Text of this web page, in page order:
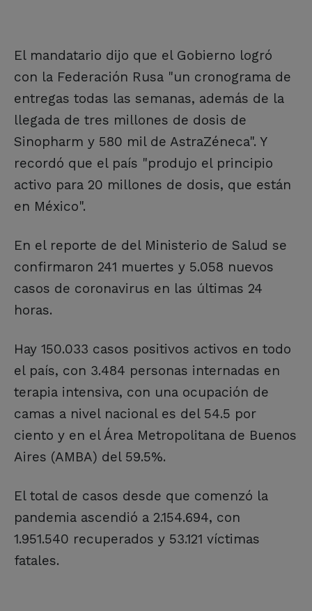
El mandatario dijo que el Gobierno logró
con la Federación Rusa "un cronograma de
entregas todas las semanas, además de la
llegada de tres millones de dosis de
Sinopharm y 580 mil de AstraZéneca". Y
recordó que el país "produjo el principio
activo para 20 millones de dosis, que están
en México".
En el reporte de del Ministerio de Salud se
confirmaron 241 muertes y 5.058 nuevos
casos de coronavirus en las últimas 24
horas.
Hay 150.033 casos positivos activos en todo
el país, con 3.484 personas internadas en
terapia intensiva, con una ocupación de
camas a nivel nacional es del 54.5 por
ciento y en el Área Metropolitana de Buenos
Aires (AMBA) del 59.5%.
El total de casos desde que comenzó la
pandemia ascendió a 2.154.694, con
1.951.540 recuperados y 53.121 víctimas
fatales.